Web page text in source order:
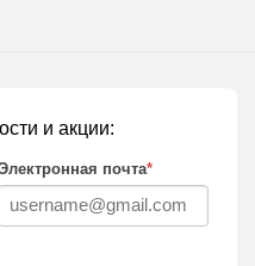
и акции:
почта*